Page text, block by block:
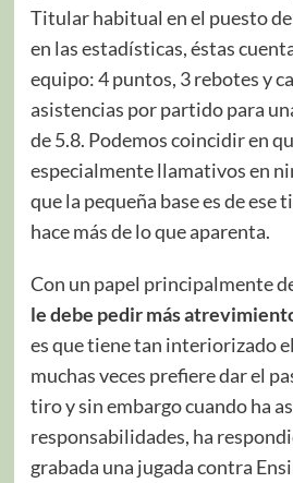
Titular habitual en el puesto
en las estadísticas, éstas
equipo: 4 puntos, 3 rebotes y
asistencias por partido para
de 5.8. Podemos coincidir en
especialmente llamativos en
que la pequeña base es de ese
hace más de lo que aparenta.
Con un papel principalmente
le debe pedir más
es que tiene tan interiorizado
muchas veces prefiere dar el
tiro y sin embargo cuando ha
responsabilidades, ha
grabada una jugada contra